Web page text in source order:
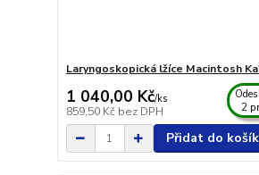
Laryngoskopická lžíce Macintosh
1 040,00 Kč/ks
859,50 Kč bez DPH
2
Přidat do